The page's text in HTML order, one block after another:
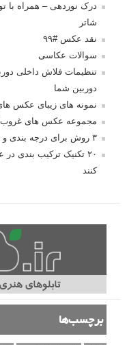
شاتر
نقد عکس #۹۹
سوالات عکاسی
تنظیمات فلاش داخلی
دوربین شما
نمونه های زیبای عکس
مجموعه عکس های غروب
۳ روش برای درجه بندی و تنظیم دقیق رنگ در فتوشاپ
۲۰ تکنیک ترکیب بندی
کنند
برچسب‌ها